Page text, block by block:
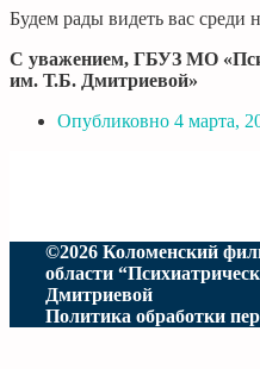
Будем рады видеть вас среди
С уважением, ГБУЗ МО
им. Т.Б. Дмитриевой»
Опубликовно 4 марта,
©2026 Коломенский
области
Дмитриевой
Политика обработки